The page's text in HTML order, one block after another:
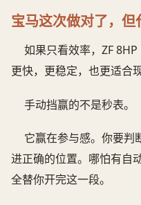
宝马这次做对了，
如果只看效率，ZF
更快，更稳定，也更适合
手动挡赢的不是秒表。
它赢在参与感。你要判
进正确的位置。哪怕有自
全替你开完这一段。